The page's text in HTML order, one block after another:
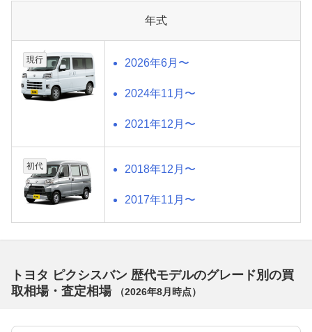
年式
現行 2026年6月〜
2024年11月〜
2021年12月〜
初代 2018年12月〜
2017年11月〜
トヨタ ピクシスバン 歴代モデルのグレード別の買
取相場・査定相場
（2026年8月 時点）